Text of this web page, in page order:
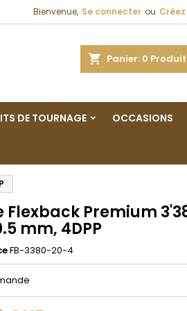
Bienvenue, Se connecter ou
Panier 0
DE TOURNAGE OCCASIONS
Flexback Premium
mm, 4DPP
FB-3380-20-4